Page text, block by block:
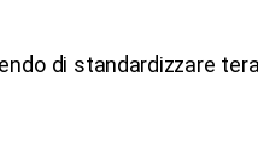
di standardizzare